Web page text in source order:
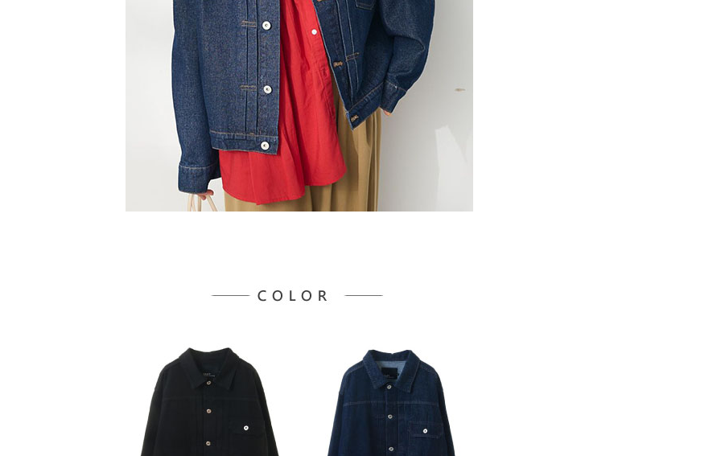
「AFTEE先享後付」，若未經同意申辦者引起之損失，本公司不負相關責
任。
４．使用「AFTEE先享後付」時，將依據個別帳號之用戶狀況，依本公司
即時審查核予不同之上限額度；若仍有額度不足之情形，本公司將視審查
結果請求用戶進行身份認證。
５．嚴禁一人註冊多個帳號或使用他人資訊註冊。若發現惡意使用之情
形，恩沛科技股份有限公司將有權停止該用戶之使用額度並採取法律行
動。
宅配
每筆NT$90，滿NT$888(含以上)免運費